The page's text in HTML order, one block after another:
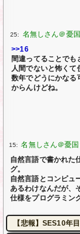
25:
>>16
間違ってることで
人間でないと怖くて
数年でどうにかな
からんけどね。
15:
自然言語で書かれた
グ。
自然言語とコンピュ
あるわけなんだが、
仕様をプログラミン
【悲報】SES10年